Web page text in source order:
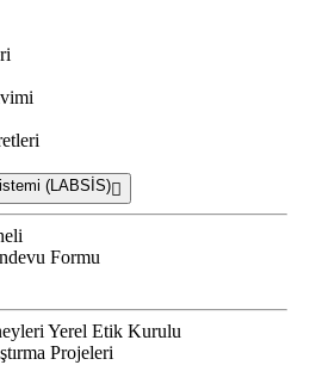
(LABSİS)
Formu
Yerel Etik Kurulu
Projeleri